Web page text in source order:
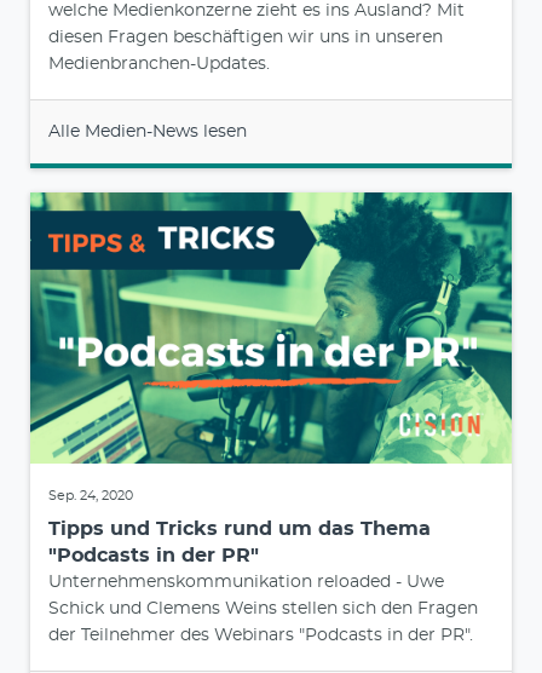
welche Medienkonzerne zieht es ins Ausland? Mit
diesen Fragen beschäftigen wir uns in unseren
Medienbranchen-Updates.
Alle Medien-News lesen
Sep. 24, 2020
Tipps und Tricks rund um das Thema
"Podcasts in der PR"
Unternehmenskommunikation reloaded - Uwe
Schick und Clemens Weins stellen sich den Fragen
der Teilnehmer des Webinars "Podcasts in der PR".